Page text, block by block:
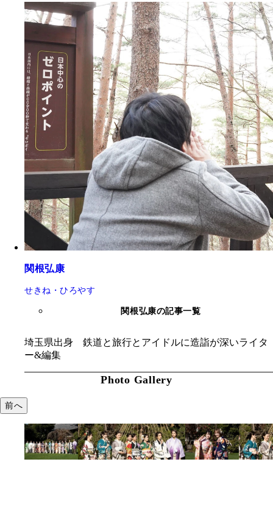
関根弘康
せきね・ひろやす
関根弘康の記事一覧
埼玉県出身 鉄道と旅行とアイドルに造詣が深いライタ
ー&編集
Photo Gallery
前へ